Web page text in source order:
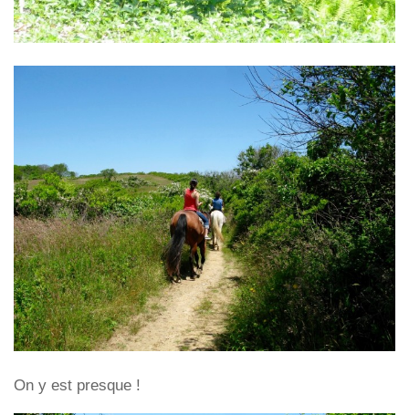
On y est presque !